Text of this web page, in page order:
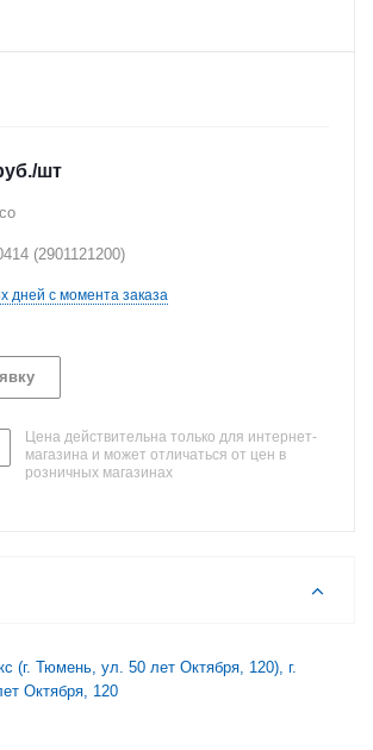
/шт
(2901121200)
дней с момента заказа
Цена действительна только для интернет-
магазина и может отличаться от цен в
розничных магазинах
(г. Тюмень, ул. 50 лет Октября, 120), г.
Октября, 120